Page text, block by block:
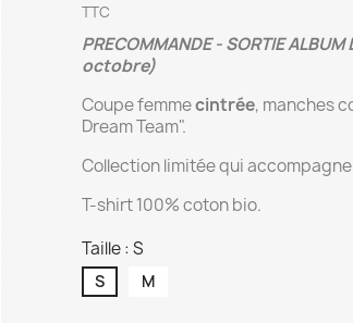
TTC
PRECOMMANDE - SORTIE
octobre)
Coupe femmecintrée, manches
Dream Team".
Collection limitée qui
T-shirt 100% coton bio.
Taille : S
S M